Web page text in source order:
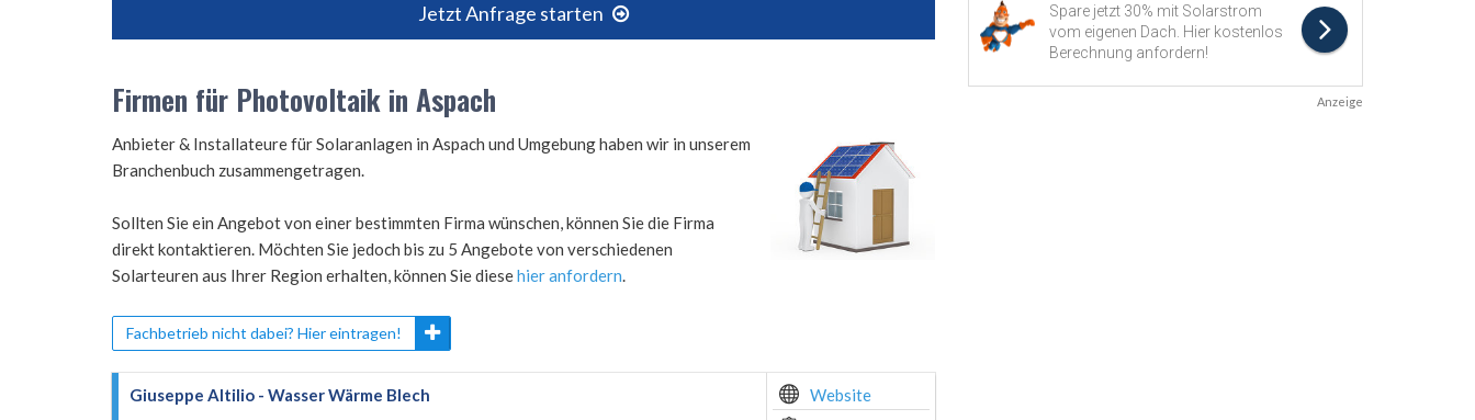
Jetzt Anfrage starten
Firmen für Photovoltaik in Aspach
Anbieter & Installateure für Solaranlagen in Aspach und Umgebung haben wir in unserem
Branchenbuch zusammengetragen.
Sollten Sie ein Angebot von einer bestimmten Firma wünschen, können Sie die Firma
direkt kontaktieren. Möchten Sie jedoch bis zu 5 Angebote von verschiedenen
Solarteuren aus Ihrer Region erhalten, können Sie diesehier anfordern.
Fachbetrieb nicht dabei? Hier eintragen!
Giuseppe Altilio - Wasser Wärme Blech
Website
Anzeige